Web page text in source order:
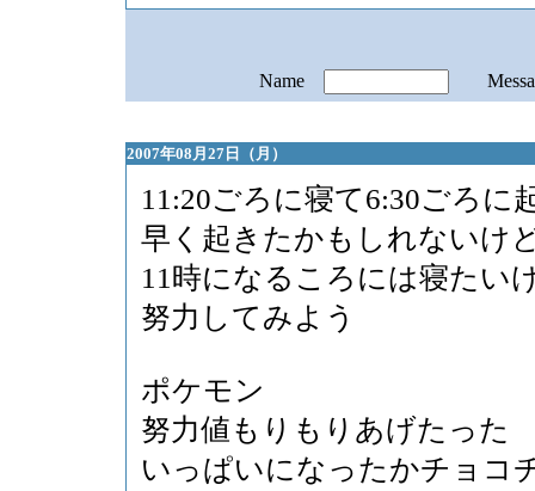
Name
2007年08月27日（月）
11:20ごろに寝て6:30ごろに
早く起きたかもしれないけ
11時になるころには寝たい
努力してみよう
ポケモン
努力値もりもりあげたった
いっぱいになったかチョコ